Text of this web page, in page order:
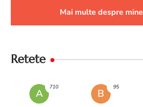
Mai multe despre mine
Retete
A
710
B
95